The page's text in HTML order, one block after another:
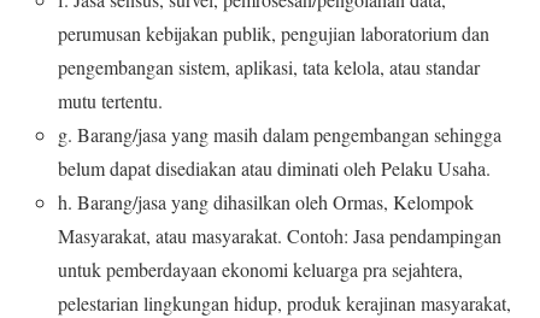
perumusan kebijakan publik, pengujian laboratorium dan
pengembangan sistem, aplikasi, tata kelola, atau standar
mutu tertentu.
g. Barang/jasa yang masih dalam pengembangan sehingga
belumdapatdisediakan atau diminati oleh Pelaku Usaha.
h. Barang/jasa yang dihasilkan oleh Ormas, Kelompok
Masyarakat, atau masyarakat. Contoh: Jasa pendampingan
untukpemberdayaan ekonomi keluarga pra sejahtera,
pelestarian lingkungan hidup, produkkerajinan masyarakat,